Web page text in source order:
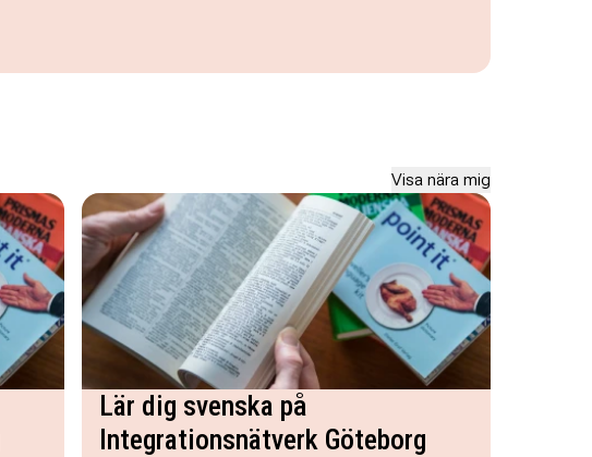
Visa nära mig
Lär dig svenska på
Integrationsnätverk Göteborg